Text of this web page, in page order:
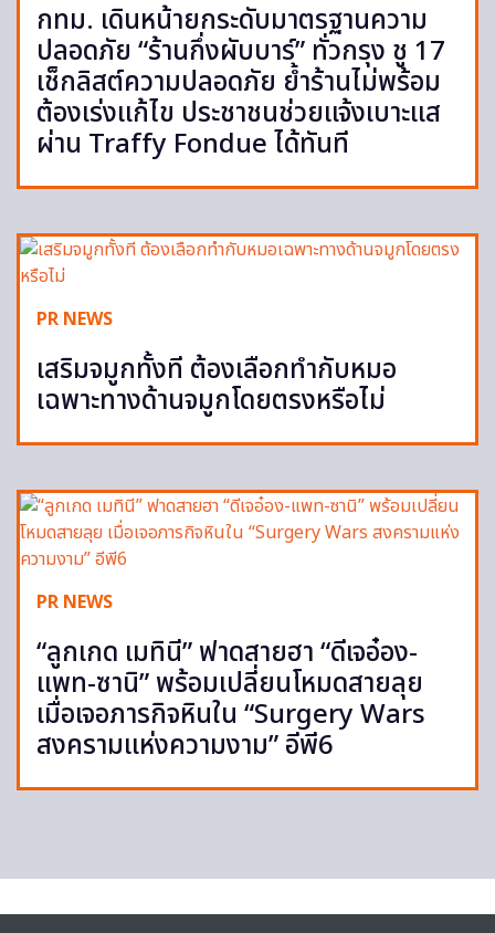
กทม. เดินหน้ายกระดับมาตรฐานความ
ปลอดภัย “ร้านกึ่งผับบาร์” ทั่วกรุง ชู 17
เช็กลิสต์ความปลอดภัย ย้ำร้านไม่พร้อม
ต้องเร่งแก้ไข ประชาชนช่วยแจ้งเบาะแส
ผ่าน Traffy Fondue ได้ทันที
PR NEWS
เสริมจมูกทั้งที ต้องเลือกทำกับหมอ
เฉพาะทางด้านจมูกโดยตรงหรือไม่
PR NEWS
“ลูกเกด เมทินี” ฟาดสายฮา “ดีเจอ๋อง-
แพท-ซานิ” พร้อมเปลี่ยนโหมดสายลุย
เมื่อเจอภารกิจหินใน “Surgery Wars
สงครามแห่งความงาม” อีพี6